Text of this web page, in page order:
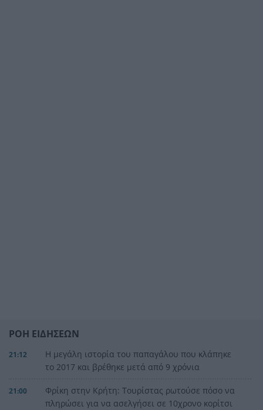
ΡΟΗ ΕΙΔΗΣΕΩΝ
21:12
Η μεγάλη ιστορία του παπαγάλου που κλάπηκε
το 2017 και βρέθηκε μετά από 9 χρόνια
21:00
Φρίκη στην Κρήτη: Τουρίστας ρωτούσε πόσο να
πληρώσει για να ασελγήσει σε 10χρονο κορίτσι